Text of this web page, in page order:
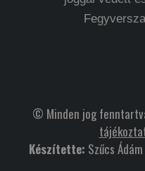
© Minden jog
Készítette: Szűcs